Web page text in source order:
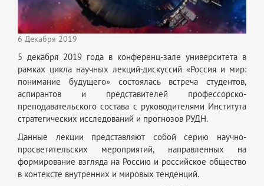
6 Декабря 2019
5 декабря 2019 года в конференц-зале университета в
рамках цикла научных лекций-дискуссий «Россия и мир:
понимание будущего» состоялась встреча студентов,
аспирантов и представителей профессорско-
преподавательского состава с руководителями Института
стратегических исследований и прогнозов РУДН.
Данные лекции представляют собой серию научно-
просветительских мероприятий, направленных на
формирование взгляда на Россию и российское общество
в контексте внутренних и мировых тенденций.